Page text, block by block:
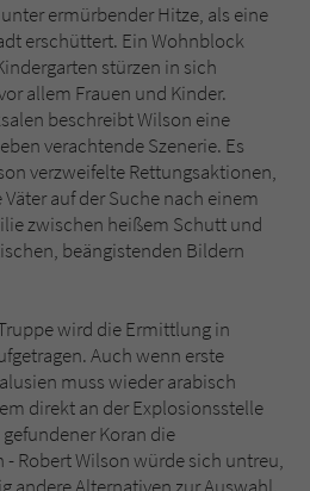
ermürbender Hitze, als eine
erschüttert. Ein Wohnblock
stürzen in sich
allem Frauen und Kinder.
beschreibt Wilson eine
verachtende Szenerie. Es
verzweifelte Rettungsaktionen,
auf der Suche nach einem
zwischen heißem Schutt und
beängistenden Bildern
wird die Ermittlung in
Auch wenn erste
muss wieder arabisch
direkt an der Explosionsstelle
Koran die
Robert Wilson würde sich untreu,